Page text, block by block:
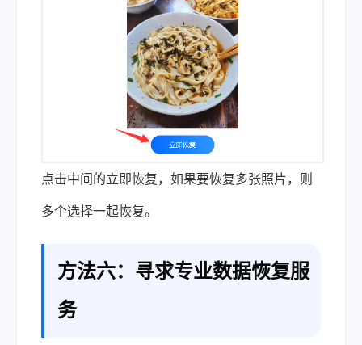
点击中间的立即恢复，如果要恢复多张照片，则
多个选择一起恢复。
方法六：寻求专业数据恢复服
务